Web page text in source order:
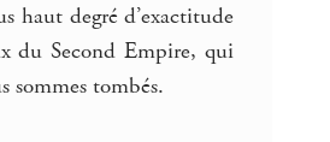
haut degré d’exactitude
du Second Empire, qui
sommes tombés.